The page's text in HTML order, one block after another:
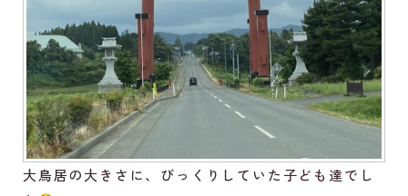
大鳥居の大きさに、びっくりしていた子ども達でし